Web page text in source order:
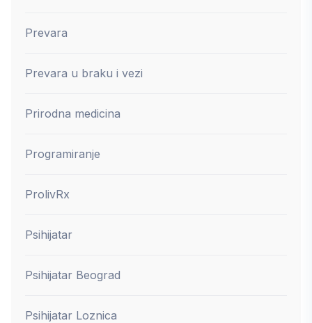
Prevara
Prevara u braku i vezi
Prirodna medicina
Programiranje
ProlivRx
Psihijatar
Psihijatar Beograd
Psihijatar Loznica